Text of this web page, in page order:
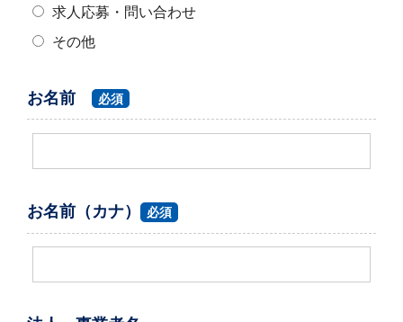
求人応募・問い合わせ
その他
お名前 必須
お名前（カナ） 必須